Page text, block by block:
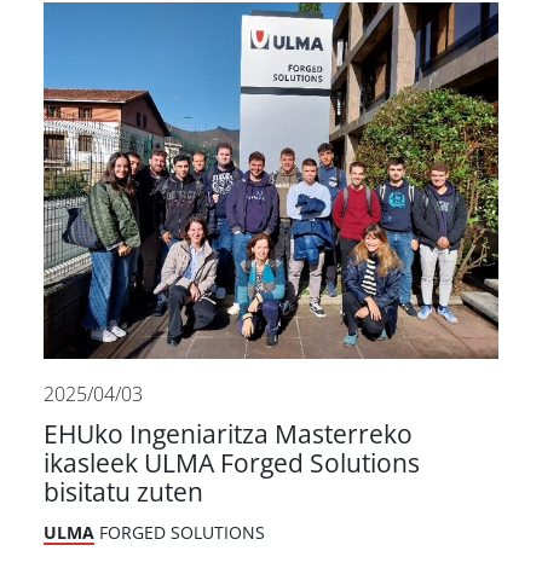
2025/04/03
EHUko Ingeniaritza Masterreko
ikasleek ULMA Forged Solutions
bisitatu zuten
ULMA FORGED SOLUTIONS